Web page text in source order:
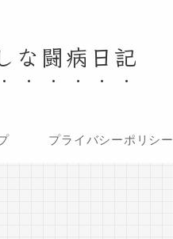
な闘病日記
プライバシーポリシー